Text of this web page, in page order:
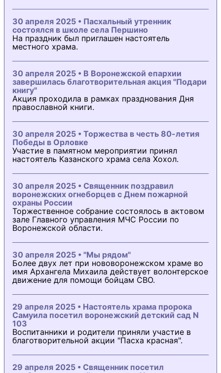
30 апреля 2025 • Пасхальный утренник
состоялся в школе села Першино
На праздник был приглашен настоятель
местного храма.
30 апреля 2025 • В Воронежской епархии
завершилась благотворительная акция "Подари
книгу"
Акция проходила в рамках празднования Дня
православной книги.
30 апреля 2025 • Торжества в честь 80-летия
Победы в Орловке
Участие в памятном мероприятии принял
настоятель Казанского храма села Хохол.
30 апреля 2025 • Священник поздравил
воронежских огнеборцев с Днем пожарной
охраны России
Торжественное собрание состоялось в актовом
зале Главного управления МЧС России по
Воронежской области.
30 апреля 2025 • "Мы рядом"
Более двух лет при нововоронежском храме во
имя Архангела Михаила действует волонтерское
движение для помощи бойцам СВО.
29 апреля 2025 • Настоятель храма пророка
Самуила посетил воронежский детский сад N
103
Воспитанники и родители приняли участие в
благотворительной акции "Пасха красная".
29 апреля 2025 • Священник посетил